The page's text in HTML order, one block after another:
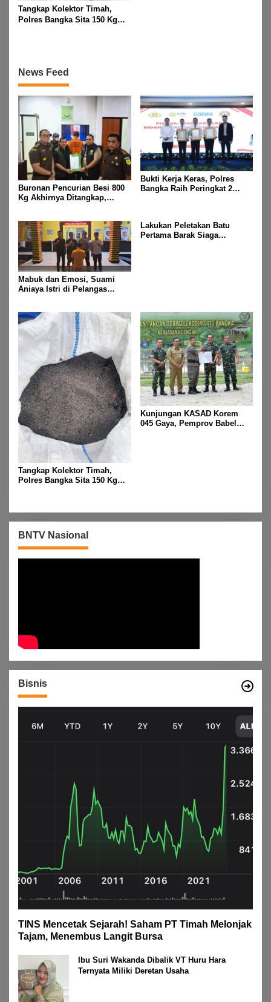
Tangkap Kolektor Timah,
Polres Bangka Sita 150 Kg
News Feed
Buronan Pencurian Besi 800
Kg Akhirnya Ditangkap,
Bukti Kerja Keras, Polres
Bangka Raih Peringkat 2
Mabuk dan Emosi, Suami
Aniaya Istri di Pelangas
Lakukan Peletakan Batu
Pertama Barak Siaga
Tangkap Kolektor Timah,
Polres Bangka Sita 150 Kg
Kunjungan KASAD Korem
045 Gaya, Pemprov Babel
BNTV Nasional
Bisnis
TINS Mencetak Sejarah! Saham PT Timah Melonjak
Tajam, Menembus Langit Bursa
Ibu Suri Wakanda Dibalik VT Huru Hara
Ternyata Miliki Deretan Usaha